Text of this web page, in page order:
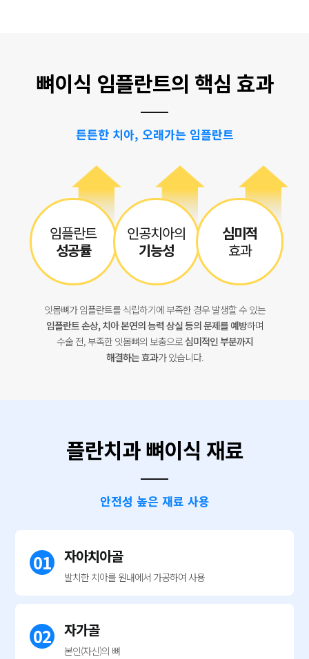
뼈이식 임플란트의 핵심 효과
튼튼한 치아, 오래가는 임플란트
임플란트
성공률
인공치아의
기능성
심미적
효과
잇몸뼈가 임플란트를 식립하기에 부족한 경우 발생할 수 있는
임플란트 손상, 치아 본연의 능력 상실 등의 문제를 예방하며
수술 전, 부족한 잇몸뼈의 보충으로 심미적인 부분까지
해결하는 효과가 있습니다.
플란치과 뼈이식 재료
안전성 높은 재료 사용
01 자아치아골
발치한 치아를 원내에서 가공하여 사용
02 자가골
본인(자신)의 뼈